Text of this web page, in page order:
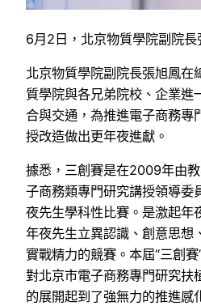
6月2日，北京物質學院副院長
北京物質學院副院長張旭鳳在
質學院與各兄弟院校、企業進
合與交通，為推進電子商務專
授改造做出更年夜進獻。
據悉，三創賽是在2009年由
子商務類專門研究講授領導委
夜先生學科性比賽。是激起年
年夜先生立異認識、創意思想
實戰精力的競賽。本屆“三創
對北京市電子商務專門研究扶
的展開起到了強無力的推進感